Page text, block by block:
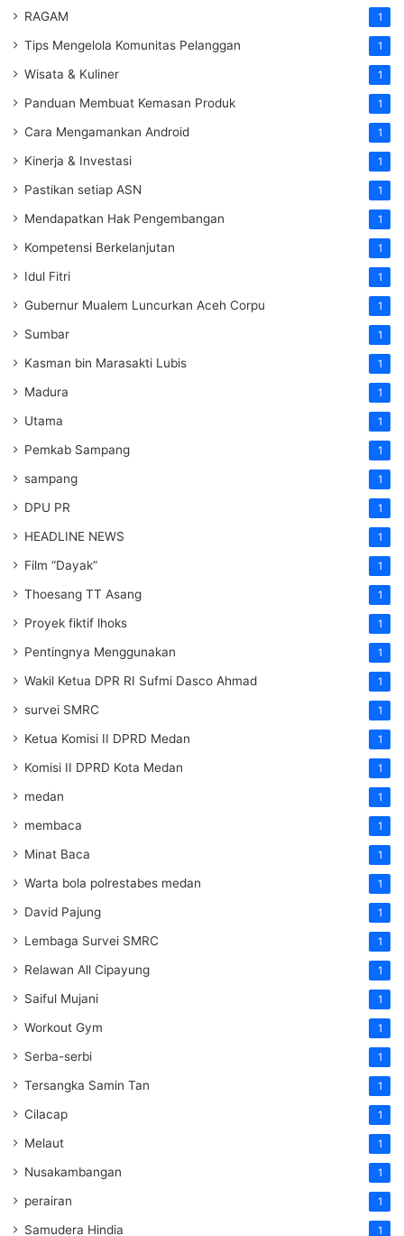
RAGAM 1
Tips Mengelola Komunitas Pelanggan 1
Wisata & Kuliner 1
Panduan Membuat Kemasan Produk 1
Cara Mengamankan Android 1
Kinerja & Investasi 1
Pastikan setiap ASN 1
Mendapatkan Hak Pengembangan 1
Kompetensi Berkelanjutan 1
Idul Fitri 1
Gubernur Mualem Luncurkan Aceh Corpu 1
Sumbar 1
Kasman bin Marasakti Lubis 1
Madura 1
Utama 1
Pemkab Sampang 1
sampang 1
DPU PR 1
HEADLINE NEWS 1
Film “Dayak” 1
Thoesang TT Asang 1
Proyek fiktif lhoks 1
Pentingnya Menggunakan 1
Wakil Ketua DPR RI Sufmi Dasco Ahmad 1
survei SMRC 1
Ketua Komisi II DPRD Medan 1
Komisi II DPRD Kota Medan 1
medan 1
membaca 1
Minat Baca 1
Warta bola polrestabes medan 1
David Pajung 1
Lembaga Survei SMRC 1
Relawan All Cipayung 1
Saiful Mujani 1
Workout Gym 1
Serba-serbi 1
Tersangka Samin Tan 1
Cilacap 1
Melaut 1
Nusakambangan 1
perairan 1
Samudera Hindia 1